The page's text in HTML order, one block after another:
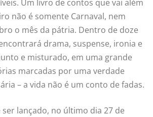
Um livro de contos que vai além
não é somente Carnaval, nem
o mês da pátria. Dentro de doze
drama, suspense, ironia e
e misturado, em uma grande
marcadas por uma verdade
– a vida não é um conto de fadas.
lançado, no último dia 27 de